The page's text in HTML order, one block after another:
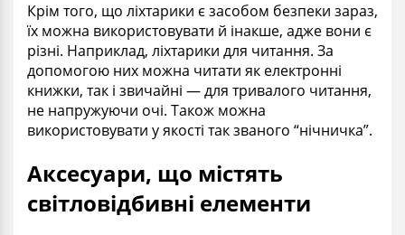
Крім того, що ліхтарики є засобом безпеки зараз,
їх можна використовувати й інакше, адже вони є
різні. Наприклад, ліхтарики для читання. За
допомогою них можна читати як електронні
книжки, так і звичайні — для тривалого читання,
не напружуючи очі. Також можна
використовувати у якості так званого “нічничка”.
Аксесуари, що містять
світловідбивні елементи